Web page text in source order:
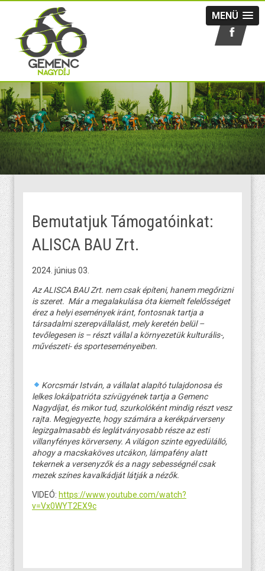
MENÜ
Bemutatjuk Támogatóinkat:
ALISCA BAU Zrt.
2024. június 03.
Az ALISCA BAU Zrt. nem csak építeni, hanem megőrizni
is szeret. Már a megalakulása óta kiemelt felelősséget
érez a helyi események iránt, fontosnak tartja a
társadalmi szerepvállalást, mely keretén belül –
tevőlegesen is – részt vállal a környezetük kulturális-,
művészeti- és sporteseményeiben.
Korcsmár István, a vállalat alapító tulajdonosa és
lelkes lokálpatrióta szívügyének tartja a Gemenc
Nagydíjat, és mikor tud, szurkolóként mindig részt vesz
rajta. Megjegyezte, hogy számára a kerékpárverseny
legizgalmasabb és leglátványosabb része az esti
villanyfényes körverseny. A világon szinte egyedülálló,
ahogy a macskaköves utcákon, lámpafény alatt
tekernek a versenyzők és a nagy sebességnél csak
mezek színes kavalkádját látják a nézők.
VIDEÓ: https://www.youtube.com/watch?
v=Vx0WYT2EX9c